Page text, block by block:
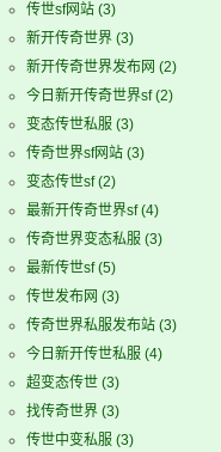
传世sf网站 (3)
新开传奇世界 (3)
新开传奇世界发布网 (2)
今日新开传奇世界sf(2)
变态传世私服 (3)
传奇世界sf网站 (3)
变态传世sf(2)
最新开传奇世界sf(4)
传奇世界变态私服 (3)
最新传世sf(5)
传世发布网 (3)
传奇世界私服发布站 (3)
今日新开传世私服 (4)
超变态传世 (3)
找传奇世界 (3)
传世中变私服 (3)